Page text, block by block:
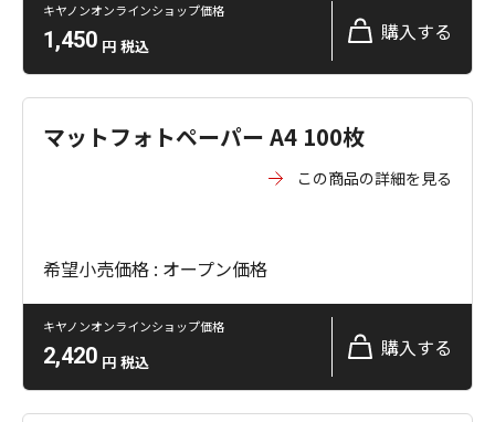
キヤノンオンラインショップ価格
1,450 円 税込
購入する
マットフォトペーパー A4 100枚
この商品の詳細を見る
希望小売価格 : オープン価格
キヤノンオンラインショップ価格
2,420 円 税込
購入する